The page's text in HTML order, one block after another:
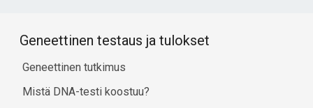
Geneettinen testaus ja tulokset
Geneettinen tutkimus
Mistä DNA-testi koostuu?